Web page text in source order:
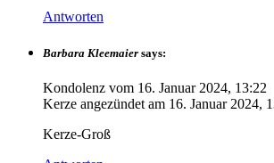
Antworten
Barbara Kleemaier says:
Kondolenz vom 16. Januar 2024, 13:22
Kerze angezündet am 16. Januar 2024,
Kerze-Groß